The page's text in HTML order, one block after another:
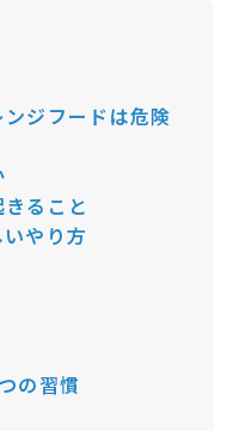
ジフードは危険
ること
やり方
の習慣